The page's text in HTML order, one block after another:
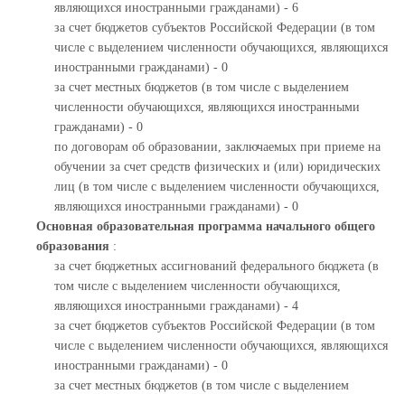
являющихся иностранными гражданами) - 6
за счет бюджетов субъектов Российской Федерации (в том
числе с выделением численности обучающихся, являющихся
иностранными гражданами) - 0
за счет местных бюджетов (в том числе с выделением
численности обучающихся, являющихся иностранными
гражданами) - 0
по договорам об образовании, заключаемых при приеме на
обучении за счет средств физических и (или) юридических
лиц (в том числе с выделением численности обучающихся,
являющихся иностранными гражданами) - 0
Основная образовательная программа начального общего
образования :
за счет бюджетных ассигнований федерального бюджета (в
том числе с выделением численности обучающихся,
являющихся иностранными гражданами) - 4
за счет бюджетов субъектов Российской Федерации (в том
числе с выделением численности обучающихся, являющихся
иностранными гражданами) - 0
за счет местных бюджетов (в том числе с выделением